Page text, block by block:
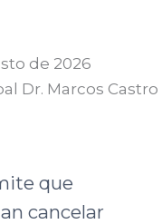
de 2026
Dr. Marcos Castro
que
cancelar